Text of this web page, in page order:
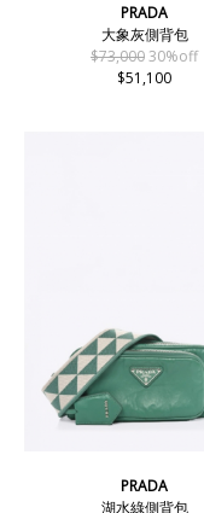
PRADA
大象灰側背包
$73,00030%off
$51,100
PRADA
湖水綠側背包